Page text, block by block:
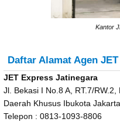
Kantor
Daftar Alamat Agen
JET Express Jatinegara
Jl. Bekasi I No.8 A, RT.7/
Daerah Khusus Ibukota
Telepon : 0813-1093-8806